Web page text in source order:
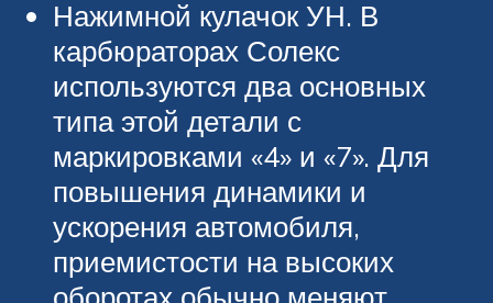
Нажимной кулачок УН. В
карбюраторах Солекс
используются два основных
типа этой детали с
маркировками «4» и «7». Для
повышения динамики и
ускорения автомобиля,
приемистости на высоких